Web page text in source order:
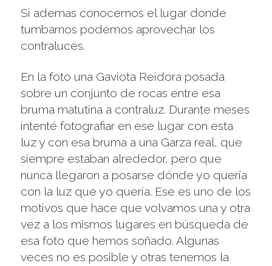
Si ademas conocemos el lugar donde
tumbarnos podemos aprovechar los
contraluces.
En la foto una Gaviota Reidora posada
sobre un conjunto de rocas entre esa
bruma matutina a contraluz. Durante meses
intenté fotografiar en ese lugar con esta
luz y con esa bruma a una Garza real, que
siempre estaban alrededor, pero que
nunca llegaron a posarse dónde yo quería
con la luz que yo quería. Ese es uno de los
motivos que hace que volvamos una y otra
vez a los mismos lugares en búsqueda de
esa foto que hemos soñado. Algunas
veces no es posible y otras tenemos la